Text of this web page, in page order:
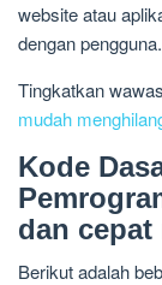
website atau
dengan pengguna.
Tingkatkan
mudah
Kode
dan
Berikut adalah